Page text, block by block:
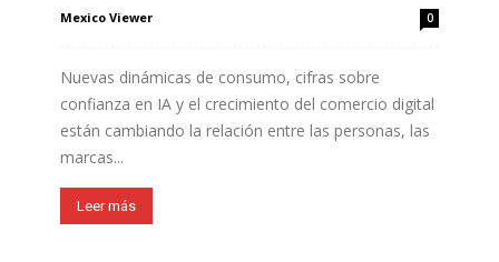
Mexico Viewer 0
Nuevas dinámicas de consumo, cifras sobre
confianza en IA y el crecimiento del comercio digital
están cambiando la relación entre las personas, las
marcas...
Leer más